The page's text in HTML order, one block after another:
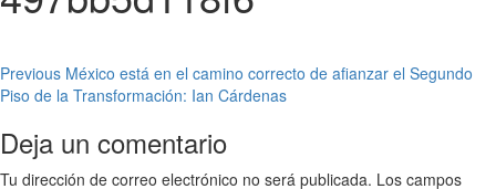
Post
navigation
Previous México está en el camino correcto de afianzar el Segundo
Piso de la Transformación: Ian Cárdenas
Deja un comentario
Tu dirección de correo electrónico no será publicada. Los campos